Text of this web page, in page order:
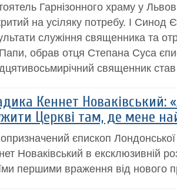
Гарнізонного храму у
на усіляку потребу. І Синод
служіння священника та
обрав отця Степана Суса
священник
Кеннет Новаківський:
Церкві там, де мене
єпископ
Новаківський в ексклюзивній
першими враження від нового